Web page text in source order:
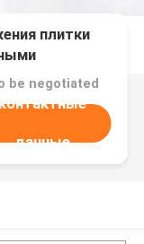
плитки
be negotiated
данные